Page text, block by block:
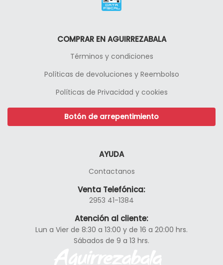
COMPRAR EN AGUIRREZABALA
Términos y condiciones
Políticas de devoluciones y Reembolso
Políticas de Privacidad y cookies
Botón de arrepentimiento
AYUDA
Contactanos
Venta Telefónica:
2953 41-1384
Atención al cliente:
Lun a Vier de 8:30 a 13:00 y de 16 a 20:00 hrs.
Sábados de 9 a 13 hrs.